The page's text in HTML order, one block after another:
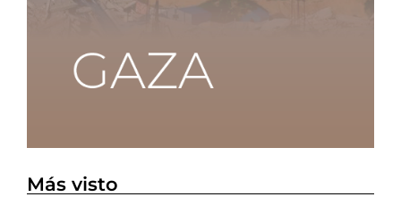
Más visto